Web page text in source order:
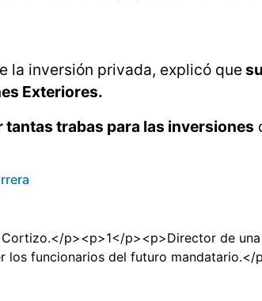
la inversión privada, explicó que
Exteriores.
tantas trabas para las inversiones
p><p>1</p><p>Director de
funcionarios del futuro mandatario.</